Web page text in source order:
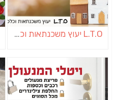
L.T.O יעוץ משכנתאות וכלכלת משפחה | יועץ משכנתאות באשכול